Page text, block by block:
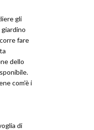
gli
fare
dello
com'è i
di